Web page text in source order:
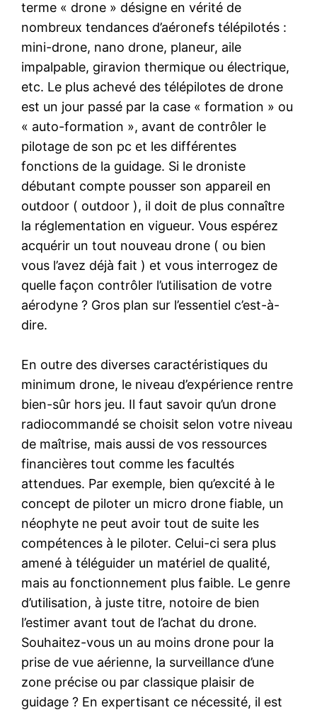
terme « drone » désigne en vérité de
nombreux tendances d’aéronefs télépilotés :
mini-drone, nano drone, planeur, aile
impalpable, giravion thermique ou électrique,
etc. Le plus achevé des télépilotes de drone
est un jour passé par la case « formation » ou
« auto-formation », avant de contrôler le
pilotage de son pc et les différentes
fonctions de la guidage. Si le droniste
débutant compte pousser son appareil en
outdoor ( outdoor ), il doit de plus connaître
la réglementation en vigueur. Vous espérez
acquérir un tout nouveau drone ( ou bien
vous l’avez déjà fait ) et vous interrogez de
quelle façon contrôler l’utilisation de votre
aérodyne ? Gros plan sur l’essentiel c’est-à-
dire.
En outre des diverses caractéristiques du
minimum drone, le niveau d’expérience rentre
bien-sûr hors jeu. Il faut savoir qu’un drone
radiocommandé se choisit selon votre niveau
de maîtrise, mais aussi de vos ressources
financières tout comme les facultés
attendues. Par exemple, bien qu’excité à le
concept de piloter un micro drone fiable, un
néophyte ne peut avoir tout de suite les
compétences à le piloter. Celui-ci sera plus
amené à téléguider un matériel de qualité,
mais au fonctionnement plus faible. Le genre
d’utilisation, à juste titre, notoire de bien
l’estimer avant tout de l’achat du drone.
Souhaitez-vous un au moins drone pour la
prise de vue aérienne, la surveillance d’une
zone précise ou par classique plaisir de
guidage ? En expertisant ce nécessité, il est